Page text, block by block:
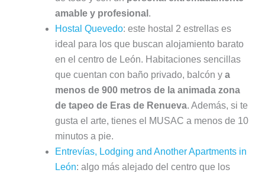
amable y profesional .
Hostal Quevedo: este hostal 2 estrellas es
ideal para los que buscan alojamiento barato
en el centro de León. Habitaciones sencillas
que cuentan con baño privado, balcón y a
menos de 900 metros de la animada zona
de tapeo de Eras de Renueva. Además, si te
gusta el arte, tienes el MUSAC a menos de 10
minutos a pie.
Entrevías, Lodging and Another Apartments in
León: algo más alejado del centro que los